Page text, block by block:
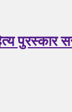
पुरस्कार